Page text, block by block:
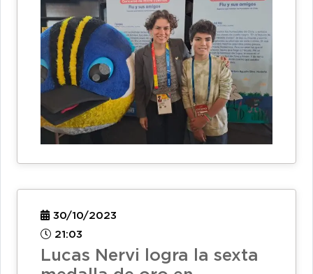
30/10/2023
21:03
Lucas Nervi logra la sexta